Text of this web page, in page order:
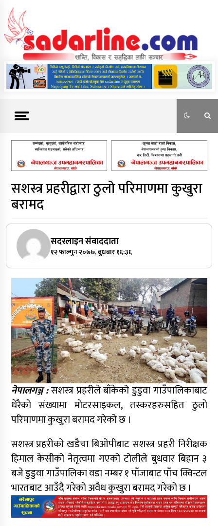
content
News For Nepal
सशस्त्र प्रहरीद्वारा ठुलो परिमाणमा कुखुरा
बरामद
सदरलाइन संवाददाता
१२ फाल्गुन २०७७, बुधबार १६:३६
नेपालगञ्ज :सशस्त्र प्रहरीले बाँकेको डुडुवा गाउँपालिकाबाट
धेरैको संख्यामा मोटरसाइकल, तस्करहरुसहित ठुलो
परिमाणमा कुखुरा बरामद गरेको छ ।
सशस्त्र प्रहरीको खडैचा बिओपीबाट सशस्त्र प्रहरी निरीक्षक
हिमाल केसीको नेतृत्वमा गएको टोलीले बुधवार बिहान ३
बजे डुडुवा गाउँपालिका वडा नम्बर १ पाँजाबाट पाँच क्विन्टल
भारतबाट आउँदै गरेको अवैध कुखुरा बरामद गरेको छ ।